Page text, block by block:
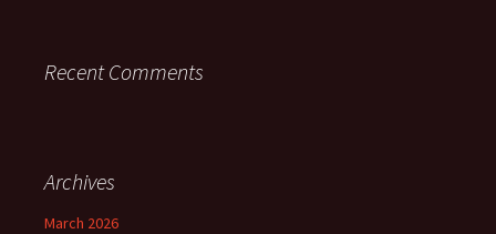
Recent Comments
Archives
March 2026